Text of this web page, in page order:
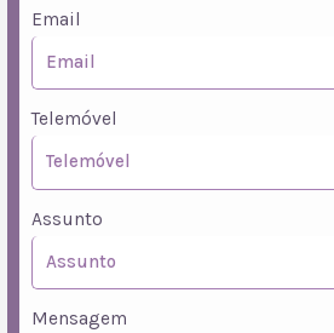
Email
Telemóvel
Assunto
Mensagem